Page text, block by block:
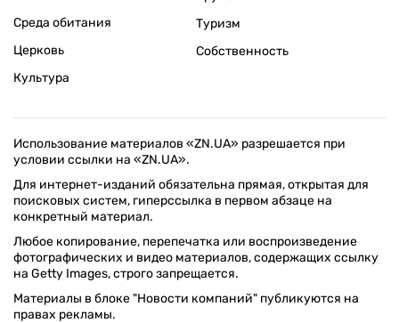
Среда обитания
Церковь
Культура
Туризм
Собственность
Использование материалов «ZN.UA» разрешается при
условии ссылки на «ZN.UA».
Для интернет-изданий обязательна прямая, открытая для
поисковых систем, гиперссылка в первом абзаце на
конкретный материал.
Любое копирование, перепечатка или воспроизведение
фотографических и видео материалов, содержащих ссылку
на Getty Images, строго запрещается.
Материалы в блоке "Новости компаний" публикуются на
правах рекламы.